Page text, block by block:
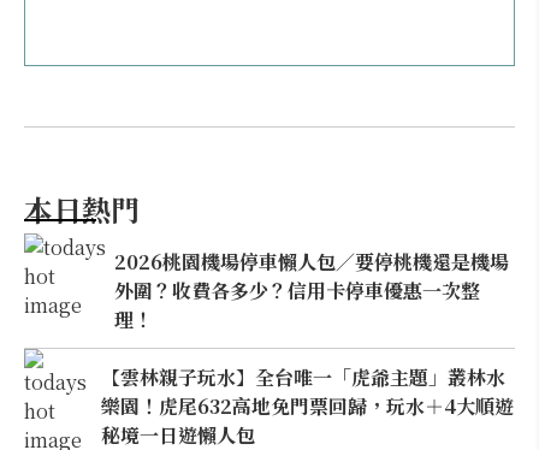
本日熱門
2026桃園機場停車懶人包／要停桃機還是機場
外圍？收費各多少？信用卡停車優惠一次整
理！
【雲林親子玩水】全台唯一「虎爺主題」叢林水
樂園！虎尾632高地免門票回歸，玩水＋4大順遊
秘境一日遊懶人包